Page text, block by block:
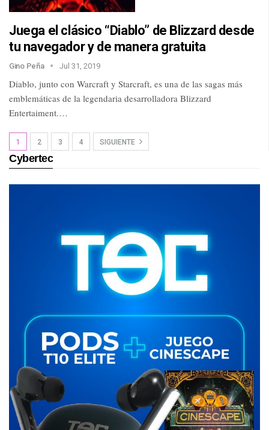
Juega el clásico “Diablo” de Blizzard desde
tu navegador y de manera gratuita
Gino Peña Jul 31, 2019
Diablo, junto con Warcraft y Starcraft, es una de las sagas más
emblemáticas de la legendaria desarrolladora Blizzard
Entertaiment.…
1 2 3 4 SIGUIENTE
Cybertec